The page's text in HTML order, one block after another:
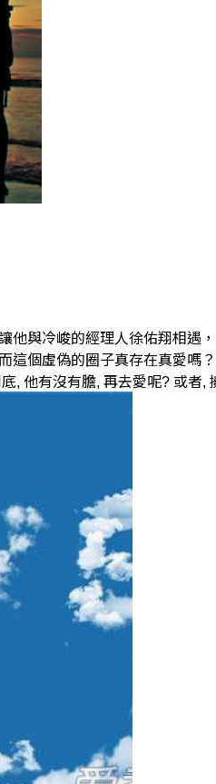
他與冷峻的經理人徐佑翔相
這個虛偽的圈子真存在真愛嗎
, 他有沒有膽, 再去愛呢? 或